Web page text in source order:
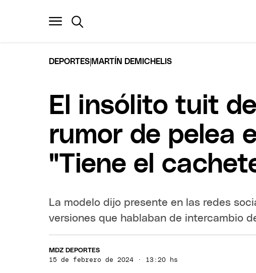
DEPORTES MARTÍN DEMICHELIS
El insólito tuit
rumor de pelea
"Tiene el
La modelo dijo presente en las redes
versiones que hablaban de intercambio
MDZ DEPORTES
15 de febrero de 2024 · 13:20 hs